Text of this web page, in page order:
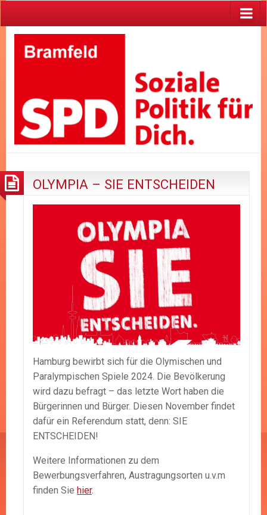
OLYMPIA – SIE ENTSCHEIDEN
Hamburg bewirbt sich für die Olymischen und
Paralympischen Spiele 2024. Die Bevölkerung
wird dazu befragt – das letzte Wort haben die
Bürgerinnen und Bürger. Diesen November findet
dafür ein Referendum statt, denn: SIE
ENTSCHEIDEN!
Weitere Informationen zu dem
Bewerbungsverfahren, Austragungsorten u.v.m
finden Sie hier.